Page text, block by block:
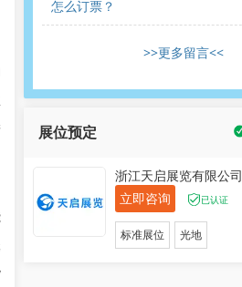
怎么订票？
>>更多留言<<
展位预定
浙江天启展览有限公司
立即咨询
已认证
标准展位 光地